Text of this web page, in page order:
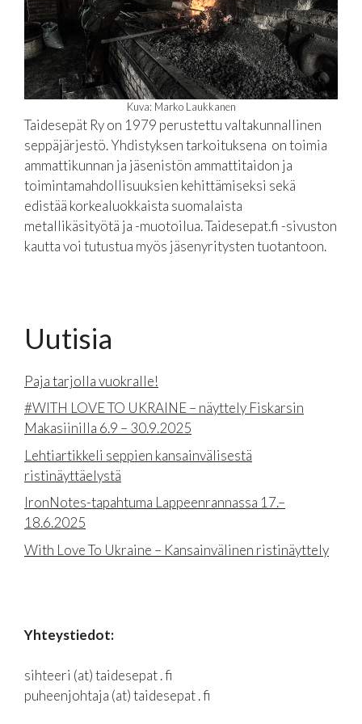
Kuva: Marko Laukkanen
Taidesepät Ry on 1979 perustettu valtakunnallinen
seppäjärjestö. Yhdistyksen tarkoituksena on toimia
ammattikunnan ja jäsenistön ammattitaidon ja
toimintamahdollisuuksien kehittämiseksi sekä
edistää korkealuokkaista suomalaista
metallikäsityötä ja -muotoilua. Taidesepat.fi -sivuston
kautta voi tutustua myös jäsenyritysten tuotantoon.
Uutisia
Paja tarjolla vuokralle!
#WITH LOVE TO UKRAINE – näyttely Fiskarsin
Makasiinilla 6.9 – 30.9.2025
Lehtiartikkeli seppien kansainvälisestä
ristinäyttäelystä
IronNotes-tapahtuma Lappeenrannassa 17.–
18.6.2025
With Love To Ukraine – Kansainvälinen ristinäyttely
Yhteystiedot:
sihteeri (at) taidesepat . fi
puheenjohtaja (at) taidesepat . fi